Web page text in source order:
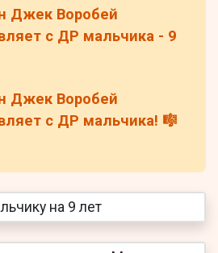
Джек Воробей
с ДР мальчика - 9
Джек Воробей
с ДР мальчика! 🎼